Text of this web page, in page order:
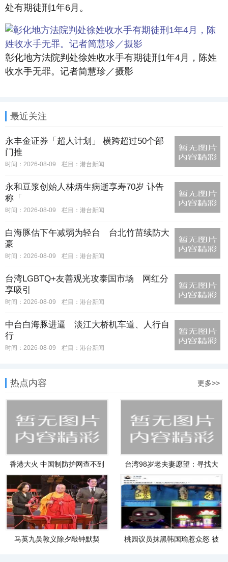
处有期徒刑1年6月。
彰化地方法院判处徐姓收水手有期徒刑1年4月，陈姓
收水手无罪。记者简慧珍／摄影
最近关注
永丰金证券「超人计划」 横跨超过50个部
门推
时间：2026-08-09 栏目： 港台新闻
永和豆浆创始人林炳生病逝享寿70岁 讣告
称「
时间：2026-08-09 栏目： 港台新闻
白海豚估下午减弱为轻台 台北竹苗续防大
豪
时间：2026-08-09 栏目： 港台新闻
台湾LGBTQ+友善观光攻泰国市场 网红分
享吸引
时间：2026-08-09 栏目： 港台新闻
中台白海豚进逼 淡江大桥机车道、人行自
行
时间：2026-08-09 栏目： 港台新闻
热点内容 更多>>
香港大火 中国制防护网查不到
台湾98岁老夫妻愿望：寻找大
马英九吴敦义除夕敲钟默契
桃园议员抹黑韩国瑜惹众怒 被